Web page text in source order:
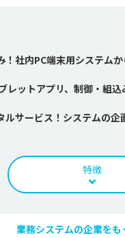
社内PC端末用システム
レットアプリ、制御・組
サービス！システムの
特徴
業務システムの企業をも